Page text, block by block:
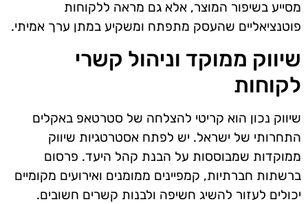
מסייע בשיפור המוצר, אלא גם מראה ללקוחות
פוטנציאליים שהעסק מתפתח ומשקיע במתן ערך אמיתי.
שיווק ממוקד וניהול קשרי
לקוחות
שיווק נכון הוא קריטי להצלחה של סטרטאפ באקלים
התחרותי של ישראל. יש לפתח אסטרטגיות שיווק
ממוקדות שמבוססות על הבנת קהל היעד. פרסום
ברשתות חברתיות, קמפיינים ממומנים ואירועים מקומיים
יכולים לעזור להשיג חשיפה ולבנות קשרים חשובים.